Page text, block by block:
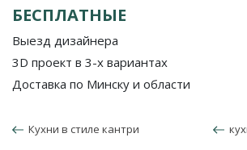
БЕСПЛАТНЫЕ
Выезд дизайнера
3D проект в 3-х вариантах
Доставка по Минску и области
Кухни в стиле кантри